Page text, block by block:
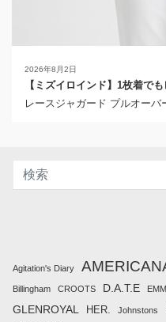
2026年8月2日
【ミズイロインド】1枚着で
レースジャガード プルオー
Agitation's Diary
Billingham CROOTS D.A.T.E
GLENROYAL HER. Johnstons